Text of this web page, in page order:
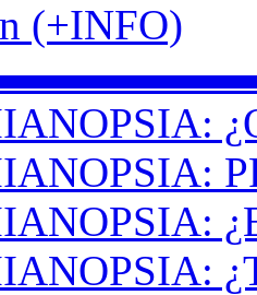
(+INFO)